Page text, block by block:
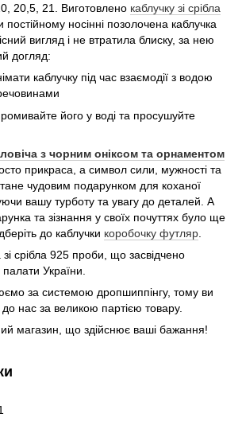
20,5, 21. Виготовлено каблучку зі срібла
постійному носінні позолочена каблучка
вигляд і не втратила блиску, за нею
догляд:
каблучку під час взаємодії з водою
його у воді та просушуйте
з чорним оніксом та орнаментом
прикраса, а символ сили, мужності та
чудовим подарунком для коханої
вашу турботу та увагу до деталей. А
та зізнання у своїх почуттях було ще
до каблучки коробочку футляр.
срібла 925 проби, що засвідчено
України.
за системою дропшиппінгу, тому ви
нас за великою партією товару.
магазин, що здійснює ваші бажання!